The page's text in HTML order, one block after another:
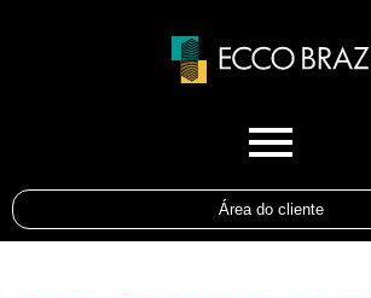
Área do cliente